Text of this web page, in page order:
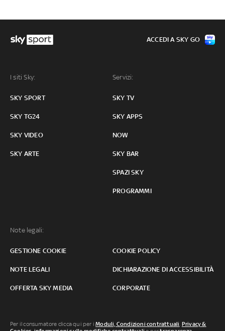
I siti Sky:
SKY SPORT
SKY TG24
SKY VIDEO
SKY ARTE
Servizi:
SKY TV
SKY APPS
NOW
SKY BAR
SPAZI SKY
PROGRAMMI
Note legali:
GESTIONE COOKIE COOKIE POLICY
NOTE LEGALI DICHIARAZIONE DI ACCESSIBILITÀ
OFFERTA SKY MEDIA CORPORATE
ACCEDI A SKY GO
Per il consumatore clicca qui per iModuli, Condizioni contrattuali Privacy &